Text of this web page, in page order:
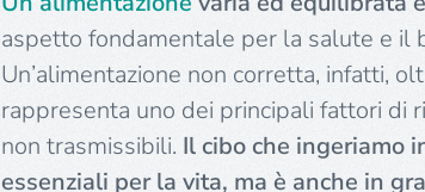
aspetto fondamentale per la salute e il
Un’alimentazione non corretta, infatti,
rappresenta uno dei principali fattori di
non trasmissibili. Il cibo che ingeriamo
essenziali per la vita, ma è anche in